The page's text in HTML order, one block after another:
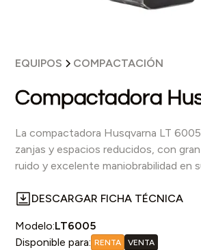
EQUIPOS COMPACTACIÓN
Compactadora
La compactadora Husqvarna LT
zanjas y espacios reducidos, con
ruido y excelente maniobrabilidad en
DESCARGAR FICHA TÉCNICA
Modelo:LT6005
Disponible para: RENTA VENTA